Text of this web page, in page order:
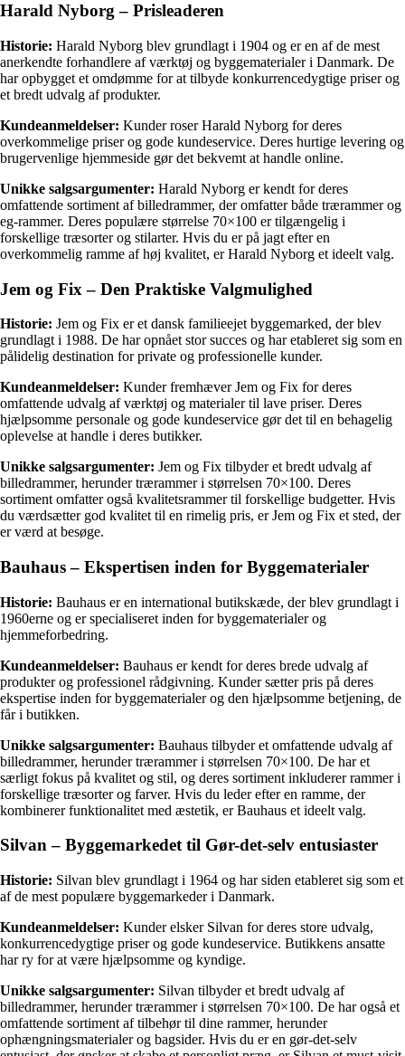
Harald Nyborg – Prisleaderen
Historie: Harald Nyborg blev grundlagt i 1904 og er en af de mest
anerkendte forhandlere af værktøj og byggematerialer i Danmark. De
har opbygget et omdømme for at tilbyde konkurrencedygtige priser og
et bredt udvalg af produkter.
Kundeanmeldelser: Kunder roser Harald Nyborg for deres
overkommelige priser og gode kundeservice. Deres hurtige levering og
brugervenlige hjemmeside gør det bekvemt at handle online.
Unikke salgsargumenter: Harald Nyborg er kendt for deres
omfattende sortiment af billedrammer, der omfatter både trærammer og
eg-rammer. Deres populære størrelse 70×100 er tilgængelig i
forskellige træsorter og stilarter. Hvis du er på jagt efter en
overkommelig ramme af høj kvalitet, er Harald Nyborg et ideelt valg.
Jem og Fix – Den Praktiske Valgmulighed
Historie: Jem og Fix er et dansk familieejet byggemarked, der blev
grundlagt i 1988. De har opnået stor succes og har etableret sig som en
pålidelig destination for private og professionelle kunder.
Kundeanmeldelser: Kunder fremhæver Jem og Fix for deres
omfattende udvalg af værktøj og materialer til lave priser. Deres
hjælpsomme personale og gode kundeservice gør det til en behagelig
oplevelse at handle i deres butikker.
Unikke salgsargumenter: Jem og Fix tilbyder et bredt udvalg af
billedrammer, herunder trærammer i størrelsen 70×100. Deres
sortiment omfatter også kvalitetsrammer til forskellige budgetter. Hvis
du værdsætter god kvalitet til en rimelig pris, er Jem og Fix et sted, der
er værd at besøge.
Bauhaus – Ekspertisen inden for Byggematerialer
Historie: Bauhaus er en international butikskæde, der blev grundlagt i
1960erne og er specialiseret inden for byggematerialer og
hjemmeforbedring.
Kundeanmeldelser: Bauhaus er kendt for deres brede udvalg af
produkter og professionel rådgivning. Kunder sætter pris på deres
ekspertise inden for byggematerialer og den hjælpsomme betjening, de
får i butikken.
Unikke salgsargumenter: Bauhaus tilbyder et omfattende udvalg af
billedrammer, herunder trærammer i størrelsen 70×100. De har et
særligt fokus på kvalitet og stil, og deres sortiment inkluderer rammer i
forskellige træsorter og farver. Hvis du leder efter en ramme, der
kombinerer funktionalitet med æstetik, er Bauhaus et ideelt valg.
Silvan – Byggemarkedet til Gør-det-selv entusiaster
Historie: Silvan blev grundlagt i 1964 og har siden etableret sig som et
af de mest populære byggemarkeder i Danmark.
Kundeanmeldelser: Kunder elsker Silvan for deres store udvalg,
konkurrencedygtige priser og gode kundeservice. Butikkens ansatte
har ry for at være hjælpsomme og kyndige.
Unikke salgsargumenter: Silvan tilbyder et bredt udvalg af
billedrammer, herunder trærammer i størrelsen 70×100. De har også et
omfattende sortiment af tilbehør til dine rammer, herunder
ophængningsmaterialer og bagsider. Hvis du er en gør-det-selv